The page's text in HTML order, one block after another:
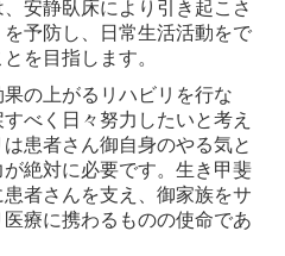
安静臥床により引き起こさ
予防し、日常生活活動をで
を目指します。
の上がるリハビリを行な
べく日々努力したいと考え
患者さん御自身のやる気と
絶対に必要です。生き甲斐
者さんを支え、御家族をサ
療に携わるものの使命であ